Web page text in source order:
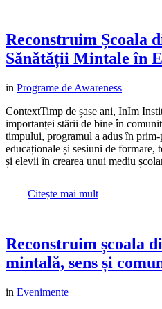
Reconstruim Școala
Sănătății Mintale în
in Programe de Awareness
ContextTimp de șase ani, InIm
importanței stării de bine în
timpului, programul a adus în
educaționale și sesiuni de formare,
și elevii în crearea unui mediu
Citește mai mult
Reconstruim școala
mintală, sens și
in Evenimente